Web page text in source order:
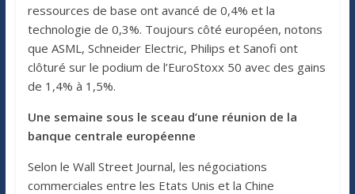
ressources de base ont avancé de 0,4% et la
technologie de 0,3%. Toujours côté européen, notons
que ASML, Schneider Electric, Philips et Sanofi ont
clôturé sur le podium de l’EuroStoxx 50 avec des gains
de 1,4% à 1,5%.
Une semaine sous le sceau d’une réunion de la
banque centrale européenne
Selon le Wall Street Journal, les négociations
commerciales entre les Etats Unis et la Chine